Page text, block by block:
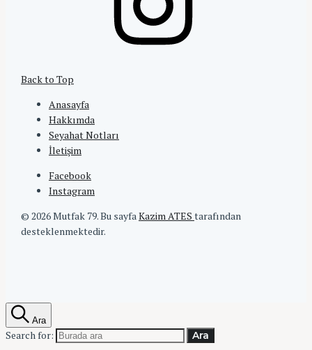
Back to Top
Anasayfa
Hakkımda
Seyahat Notları
İletişim
Facebook
Instagram
© 2026 Mutfak 79.Bu sayfa Kazim ATES tarafından
desteklenmektedir.
Ara
Search for: Ara